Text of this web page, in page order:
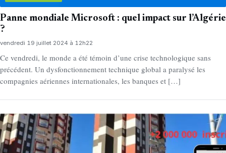
Panne mondiale Microsoft : quel impact sur l’Algérie
?
vendredi 19 juillet 2024 à 12h22
Ce vendredi, le monde a été témoin d’une crise technologique sans
précédent. Un dysfonctionnement technique global a paralysé les
compagnies aériennes internationales, les banques et […]